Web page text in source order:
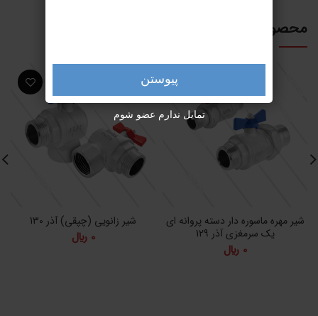
محصولات مرتبط
شیر مهره ماسوره دار دسته پروانه ای
یک سرمغزی آذر 129
0 ﷼
شیر زانویی (چپقی) آذر 130
0 ﷼
پیوستن
تمایل ندارم عضو شوم